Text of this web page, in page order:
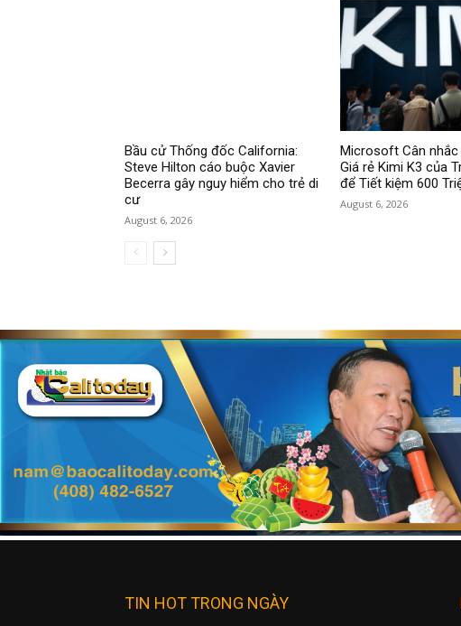
Bầu cử Thống đốc California:
Steve Hilton cáo buộc Xavier
Becerra gây nguy hiểm cho trẻ di
cư
August 6, 2026
Microsoft Cân nhắc
Giá rẻ Kimi K3 của
để Tiết kiệm 600
August 6, 2026
TIN HOT TRONG NGÀY